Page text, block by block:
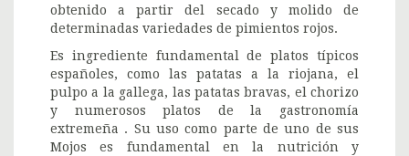
obtenido a partir del secado y molido de
determinadas variedades de pimientos rojos.
Es ingrediente fundamental de platos típicos
españoles, como las patatas a la riojana, el
pulpo a la gallega, las patatas bravas, el chorizo
y numerosos platos de la gastronomía
extremeña . Su uso como parte de uno de sus
Mojos es fundamental en la nutrición y